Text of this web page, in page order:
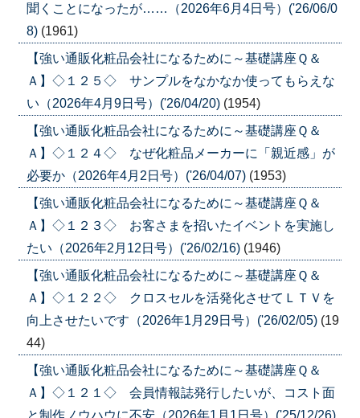
聞くことになったが……（2026年6月4日号）('26/06/0
8) (1961)
【強い通販化粧品会社になるために～基礎講座Ｑ＆
Ａ】◇１２５◇ サンプルをなかなか使ってもらえな
い（2026年4月9日号）('26/04/20) (1954)
【強い通販化粧品会社になるために～基礎講座Ｑ＆
Ａ】◇１２４◇ なぜ化粧品メーカーに「親近感」が
必要か（2026年4月2日号）('26/04/07) (1953)
【強い通販化粧品会社になるために～基礎講座Ｑ＆
Ａ】◇１２３◇ お客さまを招いたイベントを実施し
たい（2026年2月12日号）('26/02/16) (1946)
【強い通販化粧品会社になるために～基礎講座Ｑ＆
Ａ】◇１２２◇ クロスセルを活発化させてＬＴＶを
向上させたいです（2026年1月29日号）('26/02/05) (19
44)
【強い通販化粧品会社になるために～基礎講座Ｑ＆
Ａ】◇１２１◇ 会員情報誌発行したいが、コスト面
と制作ノウハウに不安（2026年1月1日号）('25/12/26)